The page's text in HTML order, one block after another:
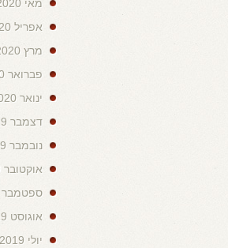
מאי 2020
אפריל 2020
מרץ 2020
פברואר 2020
ינואר 2020
דצמבר 2019
נובמבר 2019
אוקטובר 2019
ספטמבר 2019
אוגוסט 2019
יולי 2019